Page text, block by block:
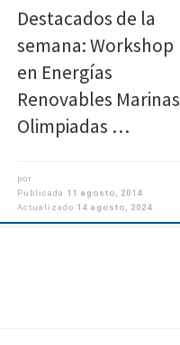
Destacados de la
semana: Workshop
en Energías
Renovables
Olimpiadas …
por
Publicada 11 agosto, 2014
Actualizado 14 agosto, 2024